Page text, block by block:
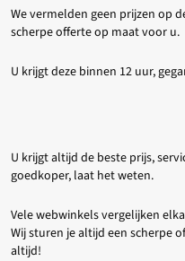
We vermelden geen prijzen op
scherpe offerte op maat voor u.
U krijgt deze binnen 12 uur,
U krijgt altijd de beste prijs,
goedkoper, laat het weten.
Vele webwinkels vergelijken
Wij sturen je altijd een scherpe
altijd!